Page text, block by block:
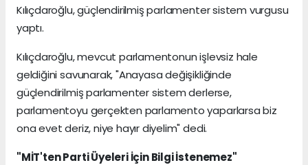
Kılıçdaroğlu, güçlendirilmiş parlamenter sistem vurgusu
yaptı.
Kılıçdaroğlu, mevcut parlamentonun işlevsiz hale
geldiğini savunarak, "Anayasa değişikliğinde
güçlendirilmiş parlamenter sistem derlerse,
parlamentoyu gerçekten parlamento yaparlarsa biz
ona evet deriz, niye hayır diyelim" dedi.
"MİT'ten Parti Üyeleri İçin Bilgi İstenemez"